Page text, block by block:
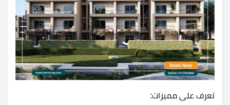
تعرف على مميزات: